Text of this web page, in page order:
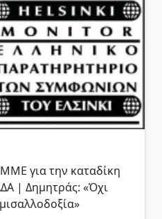
για την καταδίκη
| Δημητράς: «Όχι